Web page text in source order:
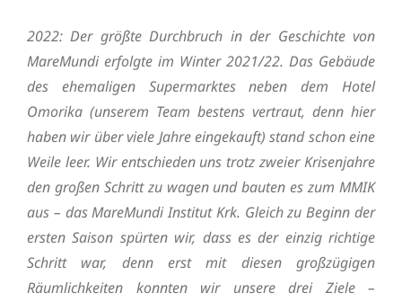
2022:Der größte Durchbruch in der Geschichte von
MareMundi erfolgte im Winter 2021/22. Das Gebäude
des ehemaligen Supermarktes neben dem Hotel
Omorika (unserem Team bestens vertraut, denn hier
haben wir über viele Jahre eingekauft) stand schon eine
Weile leer. Wir entschieden uns trotz zweier Krisenjahre
den großen Schritt zu wagen und bauten es zum MMIK
aus – das MareMundi Institut Krk. Gleich zu Beginn der
ersten Saison spürten wir, dass es der einzig richtige
Schritt war, denn erst mit diesen großzügigen
Räumlichkeiten konnten wir unsere drei Ziele –